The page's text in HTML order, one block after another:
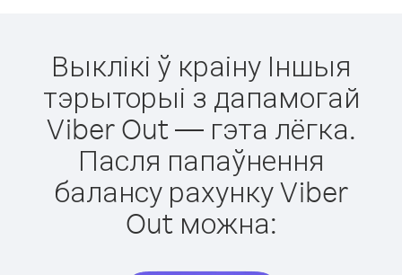
Выклікі ў краіну Іншыя
тэрыторыі з дапамогай
Viber Out — гэта лёгка.
Пасля папаўнення
балансу рахунку Viber
Out можна: